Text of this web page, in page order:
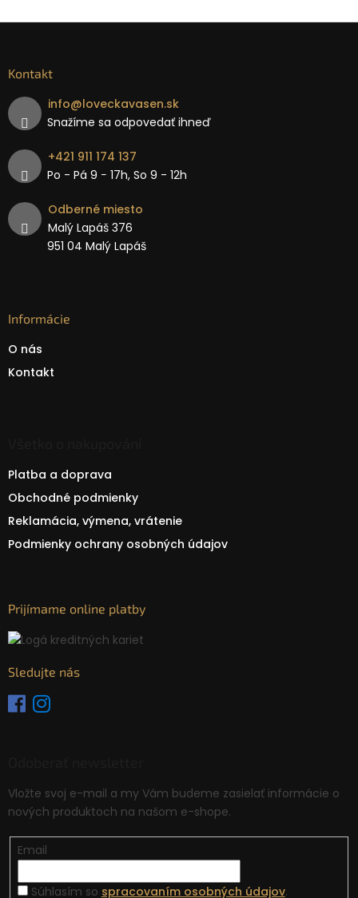
Kontakt
info@loveckavasen.sk
Snažíme sa odpovedať ihneď
+421 911 174 137
Po - Pá 9 − 17h, So 9 - 12h
Odberné miesto
Malý Lapáš 376
951 04 Malý Lapáš
Informácie
O nás
Kontakt
Platba a doprava
Obchodné podmienky
Reklamácia, výmena, vrátenie
Podmienky ochrany osobných údajov
Prijímame online platby
Sledujte nás
Vložte svoj e-mail a my Vám budeme zasielať informácie o
nových produktoch na našom e-shope.
Email
Súhlasím so spracovaním osobných údajov.